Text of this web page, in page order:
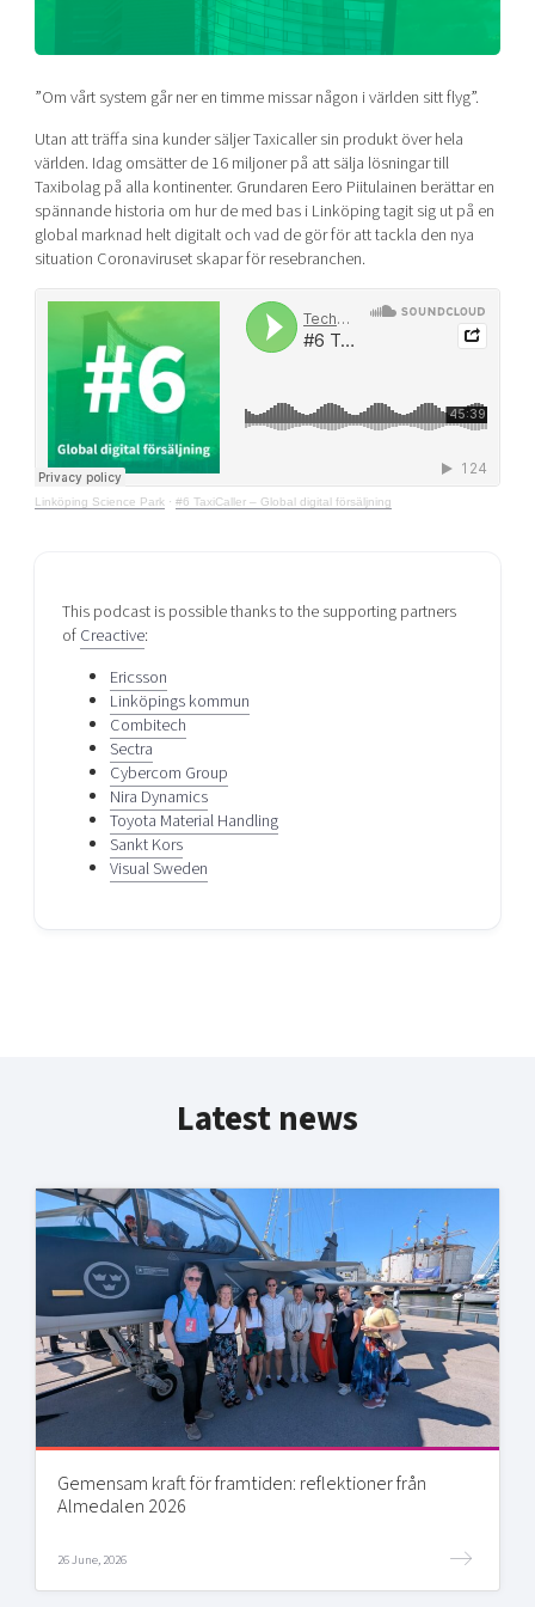
Shaping cities and regions
East Sweden Tech Women
Reversed mentorship
Current offers and activities
Talent & skills
Startup & industry collaboration
Offers to boost your business
Funding opportunities
Our community of companies
Projects
Publications
Project toolbox
Our clusters
Reach out to us
Locations
Today's lunch in Mjärdevi
”Om vårt system går ner en timme missar någon i världen sitt flyg”.
Utan att träffa sina kunder säljer Taxicaller sin produkt över hela
världen. Idag omsätter de 16 miljoner på att sälja lösningar till
Taxibolag på alla kontinenter. Grundaren Eero Piitulainen berättar en
spännande historia om hur de med bas i Linköping tagit sig ut på en
global marknad helt digitalt och vad de gör för att tackla den nya
situation Coronaviruset skapar för resebranchen.
Linköping Science Park · #6 TaxiCaller – Global digital försäljning
This podcast is possible thanks to the supporting partners
ofCreactive:
Ericsson
Linköpings kommun
Combitech
Sectra
Cybercom Group
Nira Dynamics
Toyota Material Handling
Sankt Kors
Visual Sweden
Latest news
Gemensam kraft för framtiden: reflektioner från
Almedalen 2026
26 June, 2026